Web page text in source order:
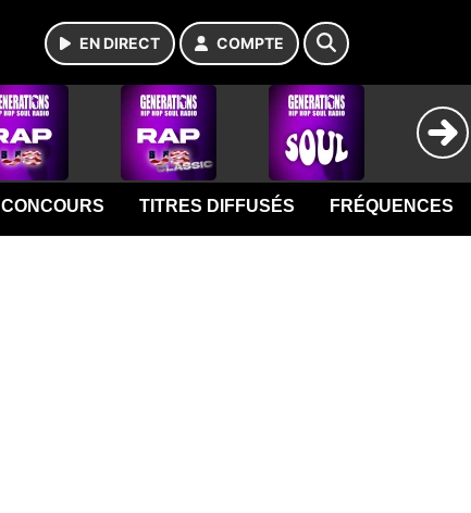
EN DIRECT COMPTE
CONCOURS TITRES DIFFUSÉS FRÉQUENCES